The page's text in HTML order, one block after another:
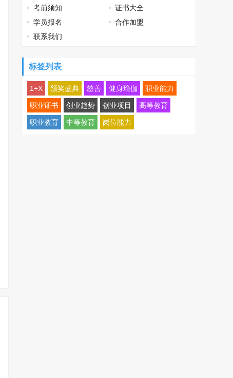
考前须知
证书大全
学员报名
合作加盟
联系我们
标签列表
1+X 颁奖盛典 慈善 健身瑜伽 职业能力
职业证书 创业趋势 创业项目 高等教育
职业教育 中等教育 岗位能力